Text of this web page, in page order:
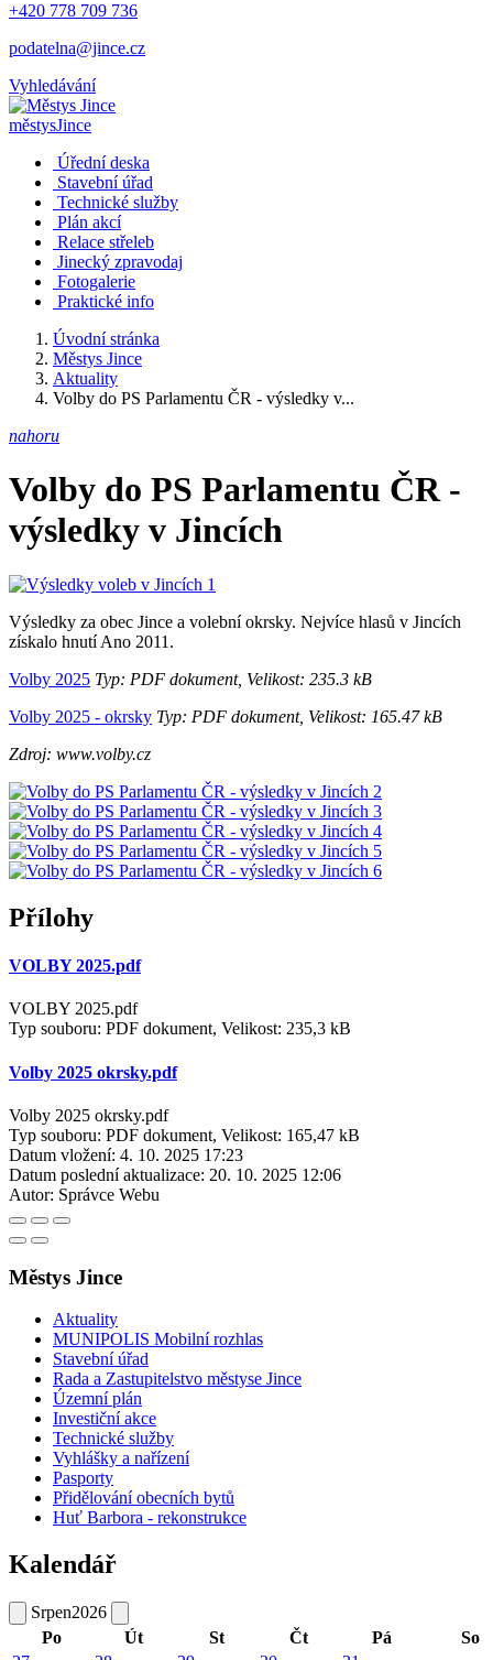
+420 778 709 736
podatelna@jince.cz
Vyhledávání
městysJince
Úřední deska
Stavební úřad
Technické služby
Plán akcí
Relace střeleb
Jinecký zpravodaj
Fotogalerie
Praktické info
Úvodní stránka
Městys Jince
Aktuality
Volby do PS Parlamentu ČR - výsledky v...
nahoru
Volby do PS Parlamentu ČR -
výsledky v Jincích
Výsledky za obec Jince a volební okrsky. Nejvíce hlasů v Jincích
získalo hnutí Ano 2011.
Volby 2025 Typ: PDF dokument, Velikost: 235.3 kB
Volby 2025 - okrsky Typ: PDF dokument, Velikost: 165.47 kB
Zdroj: www.volby.cz
Přílohy
VOLBY 2025.pdf
VOLBY 2025.pdf
Typ souboru: PDF dokument, Velikost: 235,3 kB
Volby 2025 okrsky.pdf
Volby 2025 okrsky.pdf
Typ souboru: PDF dokument, Velikost: 165,47 kB
Datum vložení: 4. 10. 2025 17:23
Datum poslední aktualizace: 20. 10. 2025 12:06
Autor: Správce Webu
Městys Jince
Aktuality
MUNIPOLIS Mobilní rozhlas
Stavební úřad
Rada a Zastupitelstvo městyse Jince
Územní plán
Investiční akce
Technické služby
Vyhlášky a nařízení
Pasporty
Přidělování obecních bytů
Huť Barbora - rekonstrukce
Kalendář
Srpen2026
Po
Út St Čt Pá
So